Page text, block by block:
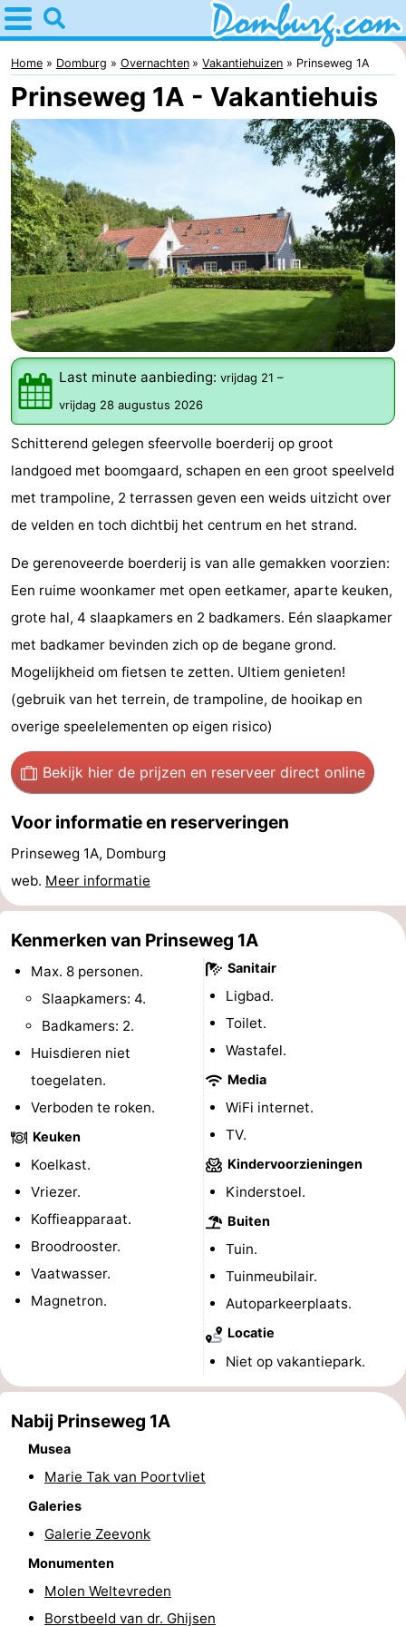
Home
Domburg
Tips
Voor
kinderen
Webcam
Webcam
Webcam
Strand
Overnachten
Appartementen
Park
Loverendale
-
Résidence
Wijngaerde
Bed
Campings
Vakantiehuizen
Buitenhof
-
Domburg
Westhove
Last
minutes
Strand
&
Bezienswaardigheden
Monumenten
Vuurtorens
-
Binnenspeeltuinen
-
Steden
Rondleidingen
Zwembaden
Fietsen
Home Domburg Overnachten Vakantiehuizen Prinseweg 1A
Prinseweg 1A - Vakantiehuis
Last minute aanbieding: vrijdag 21 –
vrijdag 28 augustus 2026
Schitterend gelegen sfeervolle boerderij op groot
landgoed met boomgaard, schapen en een groot speelveld
met trampoline, 2 terrassen geven een weids uitzicht over
de velden en toch dichtbij het centrum en het strand.
De gerenoveerde boerderij is van alle gemakken voorzien:
Een ruime woonkamer met open eetkamer, aparte keuken,
grote hal, 4 slaapkamers en 2 badkamers. Eén slaapkamer
met badkamer bevinden zich op de begane grond.
Mogelijkheid om fietsen te zetten. Ultiem genieten!
(gebruik van het terrein, de trampoline, de hooikap en
overige speelelementen op eigen risico)
Bekijk hier de prijzen en reserveer direct online
Voor informatie en reserveringen
Prinseweg 1A, Domburg
web. Meer informatie
Kenmerken van Prinseweg 1A
Max. 8 personen.
Slaapkamers: 4.
Badkamers: 2.
Huisdieren niet
toegelaten.
Verboden te roken.
Keuken
Koelkast.
Vriezer.
Koffieapparaat.
Broodrooster.
Vaatwasser.
Magnetron.
Sanitair
Ligbad.
Toilet.
Wastafel.
Media
WiFi internet.
TV.
Kindervoorzieningen
Kinderstoel.
Buiten
Tuin.
Tuinmeubilair.
Autoparkeerplaats.
Locatie
Niet op vakantiepark.
Nabij Prinseweg 1A
Musea
Marie Tak van Poortvliet
Galeries
Galerie Zeevonk
Monumenten
Molen Weltevreden
Borstbeeld van dr. Ghijsen